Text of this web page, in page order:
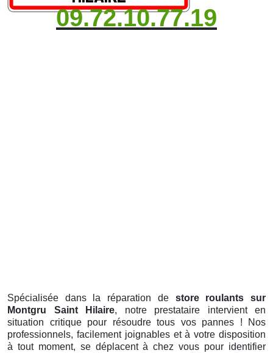
09.72.10.77.19
Spécialisée dans la réparation de store roulants sur
Montgru Saint Hilaire, notre prestataire intervient en
situation critique pour résoudre tous vos pannes ! Nos
professionnels, facilement joignables et à votre disposition
à tout moment, se déplacent à chez vous pour identifier